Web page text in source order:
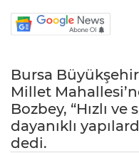
Bursa
Millet
Bozbey, “Hızlı
dayanıklı
dedi.